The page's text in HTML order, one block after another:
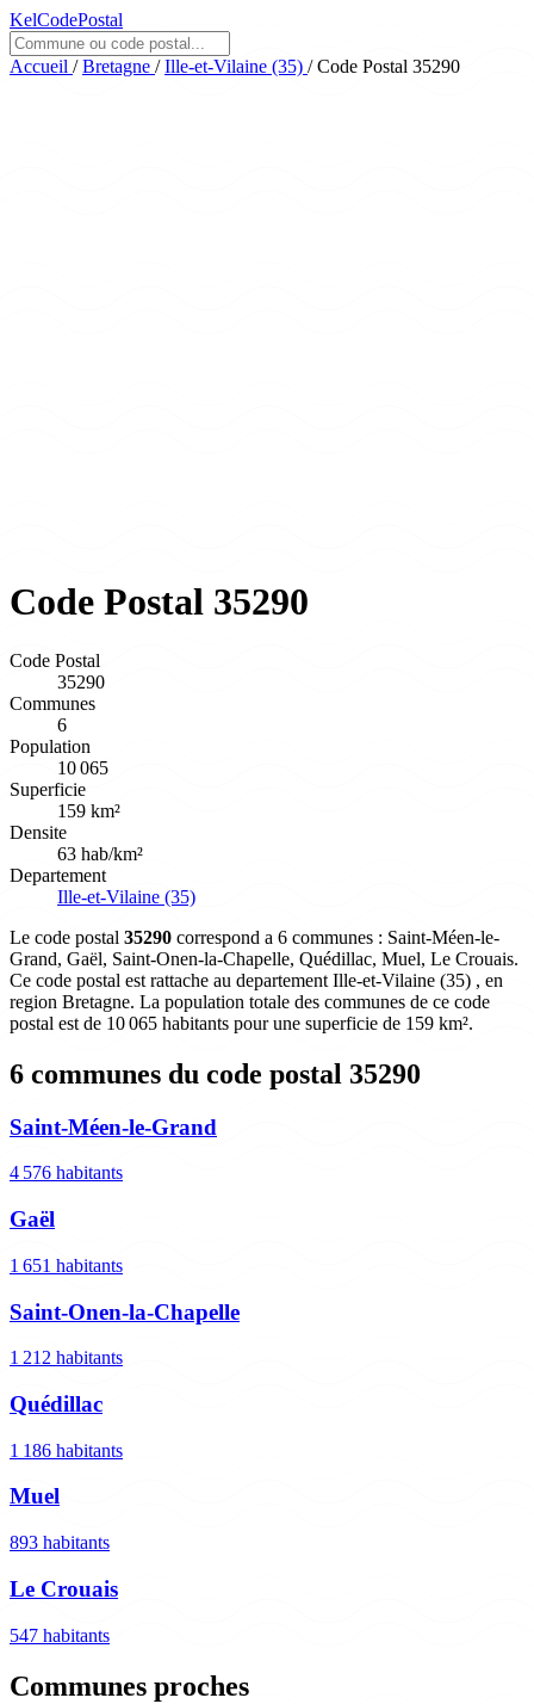
KelCodePostal
Accueil / Bretagne / Ille-et-Vilaine (35) / Code Postal 35290
Code Postal 35290
Code Postal
35290
Communes
6
Population
10 065
Superficie
159 km²
Densite
63 hab/km²
Departement
Ille-et-Vilaine (35)
Le code postal 35290 correspond a 6 communes : Saint-Méen-le-
Grand, Gaël, Saint-Onen-la-Chapelle, Quédillac, Muel, Le Crouais.
Ce code postal est rattache au departement Ille-et-Vilaine (35) , en
region Bretagne. La population totale des communes de ce code
postal est de 10 065 habitants pour une superficie de 159 km².
6 communes du code postal 35290
Saint-Méen-le-Grand
4 576 habitants
Gaël
1 651 habitants
Saint-Onen-la-Chapelle
1 212 habitants
Quédillac
1 186 habitants
Muel
893 habitants
Le Crouais
547 habitants
Communes proches